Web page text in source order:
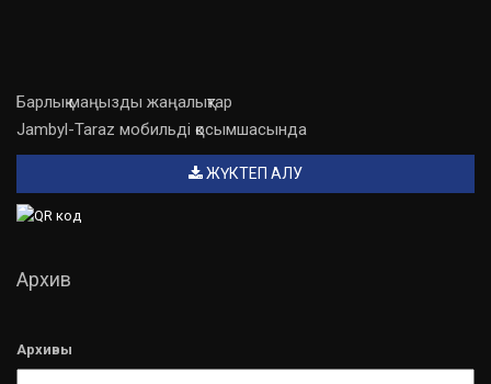
Барлық маңызды жаңалықтар
Jambyl-Taraz мобильді қосымшасында
ЖҮКТЕП АЛУ
Архив
Архивы